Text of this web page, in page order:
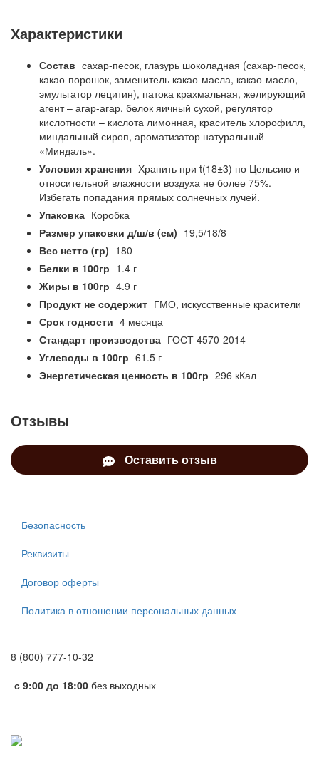
Характеристики
Состав сахар-песок, глазурь шоколадная (сахар-песок,
какао-порошок, заменитель какао-масла, какао-масло,
эмульгатор лецитин), патока крахмальная, желирующий
агент – агар-агар, белок яичный сухой, регулятор
кислотности – кислота лимонная, краситель хлорофилл,
миндальный сироп, ароматизатор натуральный
«Миндаль».
Условия хранения Хранить при t(18±3) по Цельсию и
относительной влажности воздуха не более 75%.
Избегать попадания прямых солнечных лучей.
Упаковка Коробка
Размер упаковки д/ш/в (см) 19,5/18/8
Вес нетто (гр) 180
Белки в 100гр 1.4 г
Жиры в 100гр 4.9 г
Продукт не содержит ГМО, искусственные красители
Срок годности 4 месяца
Стандарт производства ГОСТ 4570-2014
Углеводы в 100гр 61.5 г
Энергетическая ценность в 100гр 296 кКал
Отзывы
Оставить отзыв
Безопасность
Реквизиты
Договор оферты
Политика в отношении персональных данных
8 (800) 777-10-32
с 9:00 до 18:00 без выходных